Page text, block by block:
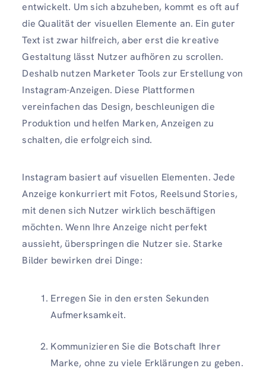
entwickelt. Um sich abzuheben, kommt es oft auf
die Qualität der visuellen Elemente an. Ein guter
Text ist zwar hilfreich, aber erst die kreative
Gestaltung lässt Nutzer aufhören zu scrollen.
Deshalb nutzen Marketer Tools zur Erstellung von
Instagram-Anzeigen. Diese Plattformen
vereinfachen das Design, beschleunigen die
Produktion und helfen Marken, Anzeigen zu
schalten, die erfolgreich sind.
Instagram basiert auf visuellen Elementen. Jede
Anzeige konkurriert mit Fotos, Reelsund Stories,
mit denen sich Nutzer wirklich beschäftigen
möchten. Wenn Ihre Anzeige nicht perfekt
aussieht, überspringen die Nutzer sie. Starke
Bilder bewirken drei Dinge:
Erregen Sie in den ersten Sekunden
Aufmerksamkeit.
Kommunizieren Sie die Botschaft Ihrer
Marke, ohne zu viele Erklärungen zu geben.